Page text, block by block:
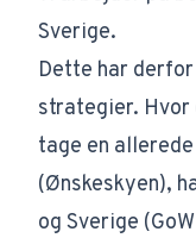
Sverige.
Dette har
strategier. Hvor
tage en
(Ønskeskyen),
og Sverige